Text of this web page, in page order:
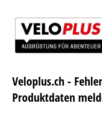
Veloplus.ch -
Produktdaten